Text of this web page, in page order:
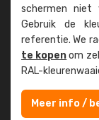
schermen niet
Gebruik de
referentie. We
te kopenom
RAL-
Meer info /